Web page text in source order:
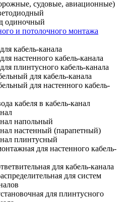
судовые, авиационные)
одиночный
и потолочного монтажа
кабель-канала
настенного кабель-канала
плинтусного кабель-канала
для кабель-канала
для настенного кабель-
кабеля в кабель-канал
напольный
настенный (парапетный)
плинтусный
для настенного кабель-
для кабель-канала
для систем
для плинтусного